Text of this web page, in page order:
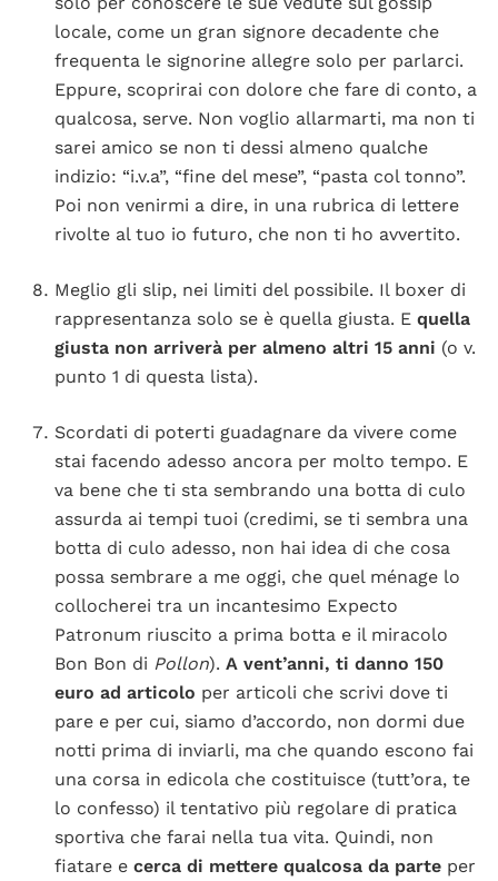
locale, come un gran signore decadente che
frequenta le signorine allegre solo per parlarci.
Eppure, scoprirai con dolore che fare di conto, a
qualcosa, serve. Non voglio allarmarti, ma non ti
sarei amico se non ti dessi almeno qualche
indizio: “i.v.a”, “fine del mese”, “pasta col tonno”.
Poi non venirmi a dire, in una rubrica di lettere
rivolte al tuo io futuro, che non ti ho avvertito.
Meglio gli slip, nei limiti del possibile. Il boxer di
rappresentanza solo se è quella giusta. Equella
giusta non arriverà per almeno altri 15 anni (o v.
punto 1 di questa lista).
Scordati di poterti guadagnare da vivere come
stai facendo adesso ancora per molto tempo. E
va bene che ti sta sembrando una botta di culo
assurda ai tempi tuoi (credimi, se ti sembra una
botta di culo adesso, non hai idea di che cosa
possa sembrare a me oggi, che quel ménage lo
collocherei tra un incantesimo Expecto
Patronum riuscito a prima botta e il miracolo
Bon Bon di Pollon).A vent’anni, ti danno 150
euro ad articolo per articoli che scrivi dove ti
pare e per cui, siamo d’accordo, non dormi due
notti prima di inviarli, ma che quando escono fai
una corsa in edicola che costituisce (tutt’ora, te
lo confesso) il tentativo più regolare di pratica
sportiva che farai nella tua vita. Quindi, non
fiatare ecerca di mettere qualcosa da parte per